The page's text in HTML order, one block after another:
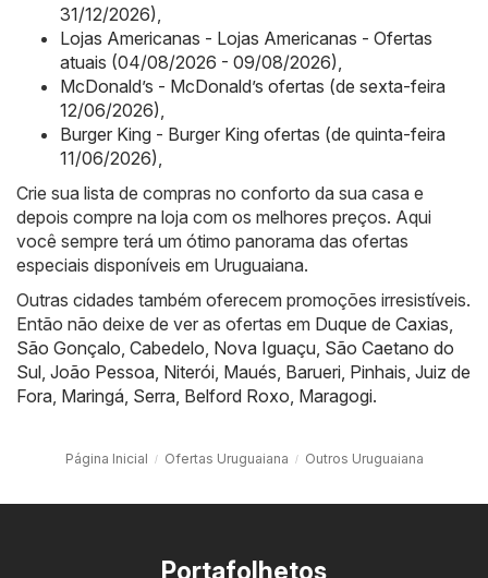
31/12/2026)
Lojas Americanas - Lojas Americanas - Ofertas
atuais (04/08/2026 - 09/08/2026)
McDonald’s - McDonald’s ofertas (de sexta-feira
12/06/2026)
Burger King - Burger King ofertas (de quinta-feira
11/06/2026)
Crie sua lista de compras no conforto da sua casa e
depois compre na loja com os melhores preços. Aqui
você sempre terá um ótimo panorama das ofertas
especiais disponíveis em Uruguaiana.
Outras cidades também oferecem promoções irresistíveis.
Então não deixe de ver as ofertas em Duque de Caxias
São Gonçalo Cabedelo Nova Iguaçu São Caetano do
Sul João Pessoa Niterói Maués Barueri Pinhais Juiz de
Fora Maringá Serra Belford Roxo Maragogi.
Página Inicial Ofertas Uruguaiana Outros Uruguaiana
Portafolhetos